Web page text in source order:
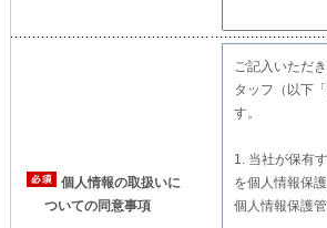
個人情報の取扱いに
ついての同意事項
ご記入いただ
タッフ（以下
す。
1. 当社が保有
を個人情報保
個人情報保護